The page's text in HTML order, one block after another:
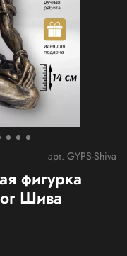
арт. GYPS-Shiva
фигурка
Шива